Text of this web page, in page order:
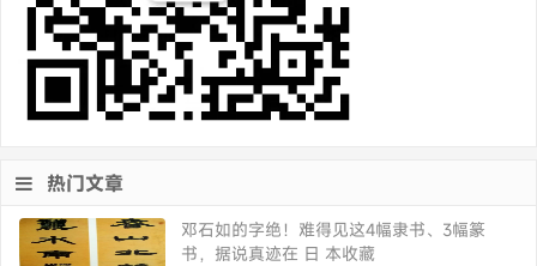
热门文章
邓石如的字绝！难得见这4幅隶书、3幅篆
书，据说真迹在 日 本收藏